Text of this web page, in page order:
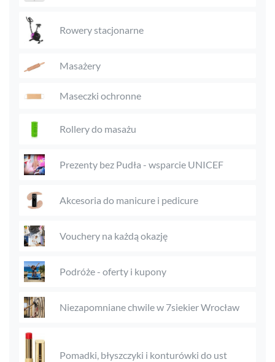
Rowery stacjonarne
Masażery
Maseczki ochronne
Rollery do masażu
Prezenty bez Pudła - wsparcie UNICEF
Akcesoria do manicure i pedicure
Vouchery na każdą okazję
Podróże - oferty i kupony
Niezapomniane chwile w 7siekier Wrocław
Pomadki, błyszczyki i konturówki do ust